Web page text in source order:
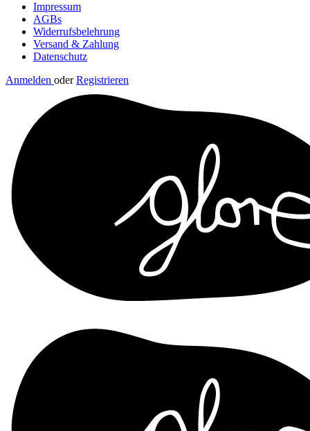
Impressum
AGBs
Widerrufsbelehrung
Versand & Zahlung
Datenschutz
Anmelden oder Registrieren